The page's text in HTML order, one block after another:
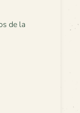
de la